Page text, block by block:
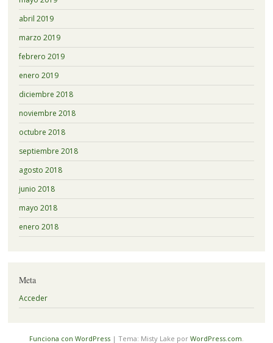
abril 2019
marzo 2019
febrero 2019
enero 2019
diciembre 2018
noviembre 2018
octubre 2018
septiembre 2018
agosto 2018
junio 2018
mayo 2018
enero 2018
Meta
Acceder
Funciona con WordPress | Tema: Misty Lake por WordPress.com.